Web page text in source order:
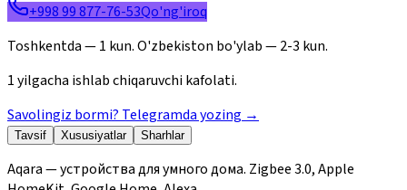
+998 99 877-76-53Qo'ng'iroq
Toshkentda — 1 kun. O'zbekiston bo'ylab — 2-3 kun.
1 yilgacha ishlab chiqaruvchi kafolati.
Savolingiz bormi? Telegramda yozing →
Tavsif Xususiyatlar Sharhlar
Aqara — устройства для умного дома. Zigbee 3.0, Apple